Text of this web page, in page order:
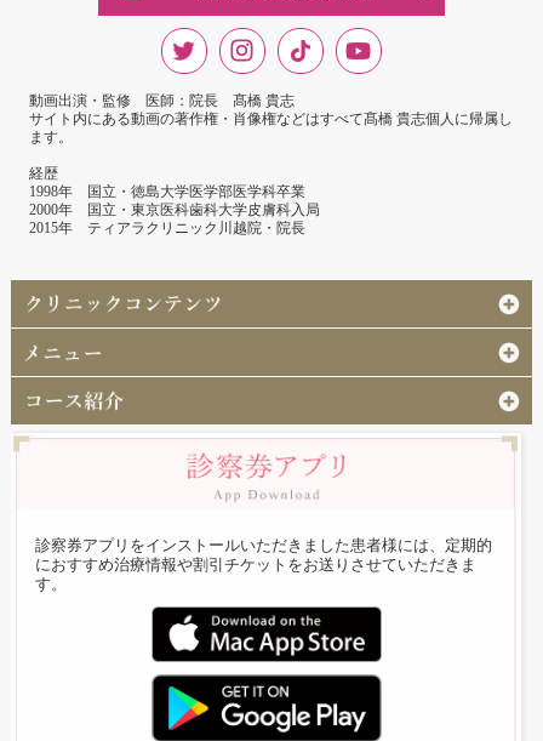
動画出演・監修 医師：院長 髙橋 貴志
サイト内にある動画の著作権・肖像権などはすべて髙橋 貴志個人に帰属し
ます。
経歴
1998年 国立・徳島大学医学部医学科卒業
2000年 国立・東京医科歯科大学皮膚科入局
2015年 ティアラクリニック川越院・院長
診察券アプリをインストールいただきました患者様には、定期的
におすすめ治療情報や割引チケットをお送りさせていただきま
す。